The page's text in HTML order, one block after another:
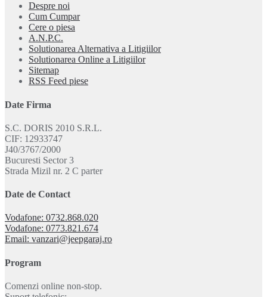
Despre noi
Cum Cumpar
Cere o piesa
A.N.P.C.
Solutionarea Alternativa a Litigiilor
Solutionarea Online a Litigiilor
Sitemap
RSS Feed piese
Date Firma
S.C. DORIS 2010 S.R.L.
CIF: 12933747
J40/3767/2000
Bucuresti Sector 3
Strada Mizil nr. 2 C parter
Date de Contact
Vodafone: 0732.868.020
Vodafone: 0773.821.674
Email: vanzari@jeepgaraj.ro
Program
Comenzi online non-stop.